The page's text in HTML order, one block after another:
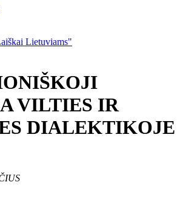
Lietuviams"
VILTIES IR
DIALEKTIKOJE